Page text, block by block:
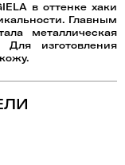
в оттенке хаки
Главным
металлическая
изготовления